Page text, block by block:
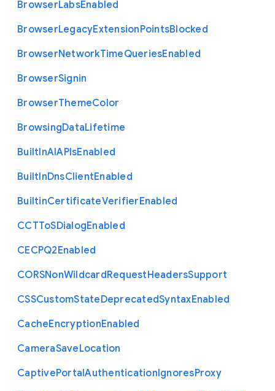
BrowserLabsEnabled
BrowserLegacyExtensionPointsBlocked
BrowserNetworkTimeQueriesEnabled
BrowserSignin
BrowserThemeColor
BrowsingDataLifetime
BuiltInAIAPIsEnabled
BuiltInDnsClientEnabled
BuiltinCertificateVerifierEnabled
CCTToSDialogEnabled
CECPQ2Enabled
CORSNonWildcardRequestHeadersSupport
CSSCustomStateDeprecatedSyntaxEnabled
CacheEncryptionEnabled
CameraSaveLocation
CaptivePortalAuthenticationIgnoresProxy